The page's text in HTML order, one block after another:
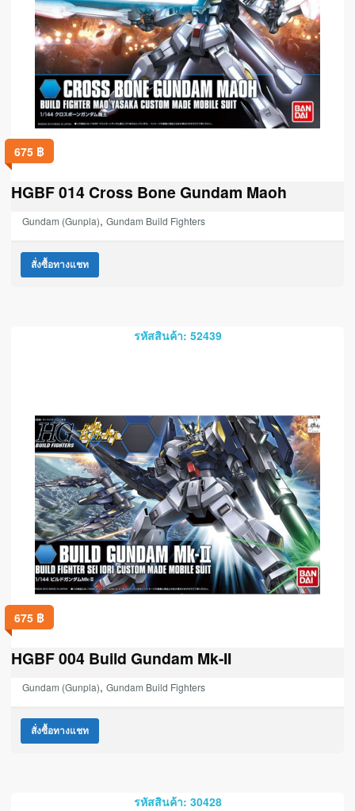
675 ฿
HGBF 014 Cross Bone Gundam Maoh
Gundam (Gunpla), Gundam Build Fighters
สั่งซื้อทางแชท
รหัสสินค้า: 52439
675 ฿
HGBF 004 Build Gundam Mk-II
Gundam (Gunpla), Gundam Build Fighters
สั่งซื้อทางแชท
รหัสสินค้า: 30428